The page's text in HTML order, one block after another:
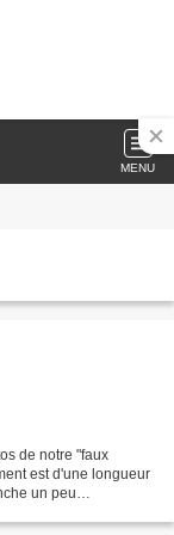
MENU
de notre "faux
est d'une longueur
un peu